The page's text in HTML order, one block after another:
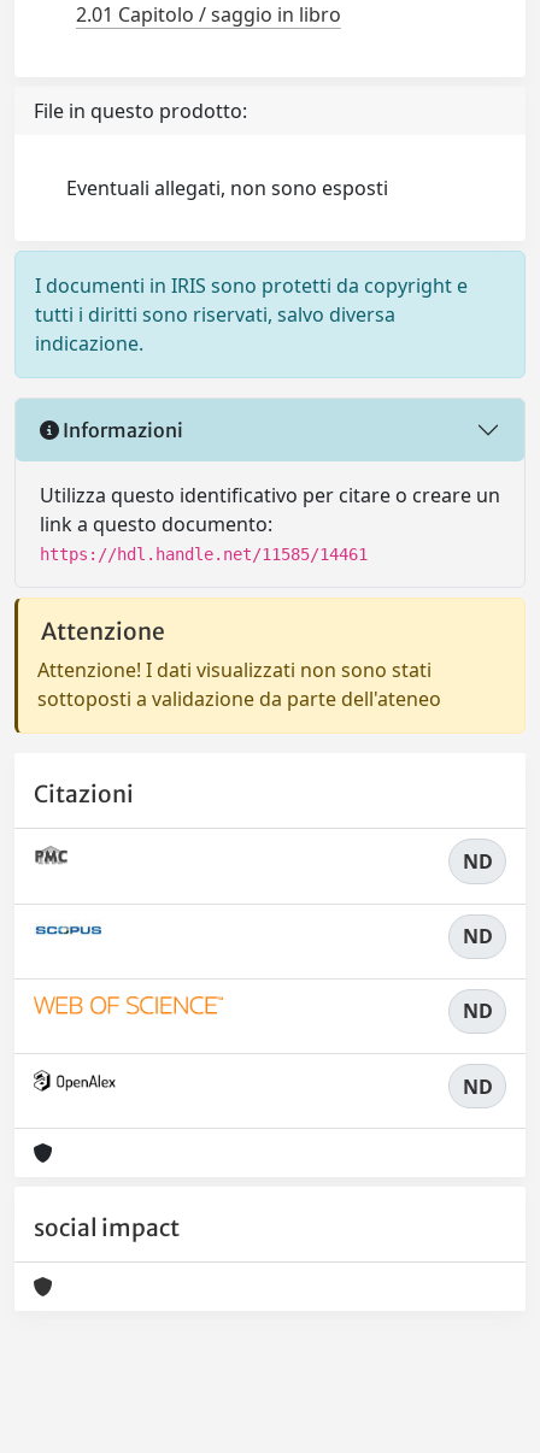
2.01 Capitolo / saggio in libro
File in questo prodotto:
Eventuali allegati, non sono esposti
I documenti in IRIS sono protetti da copyright e
tutti i diritti sono riservati, salvo diversa
indicazione.
Informazioni
Utilizza questo identificativo per citare o creare un
link a questo documento:
https://hdl.handle.net/11585/14461
Attenzione
Attenzione! I dati visualizzati non sono stati
sottoposti a validazione da parte dell'ateneo
Citazioni
ND
ND
ND
ND
social impact